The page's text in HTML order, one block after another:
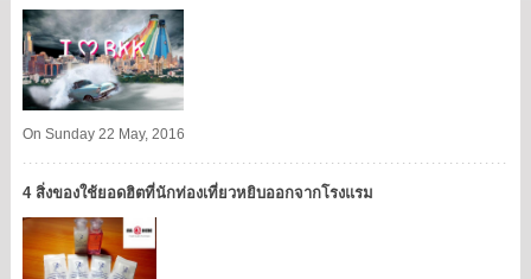
On Sunday 22 May, 2016
4 สิ่งของใช้ยอดฮิตที่นักท่องเที่ยวหยิบออกจากโรงแรม